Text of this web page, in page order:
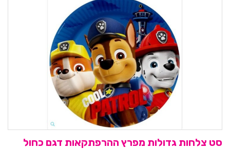
סט צלחות גדולות מפרץ ההרפתקאות דגם כחול